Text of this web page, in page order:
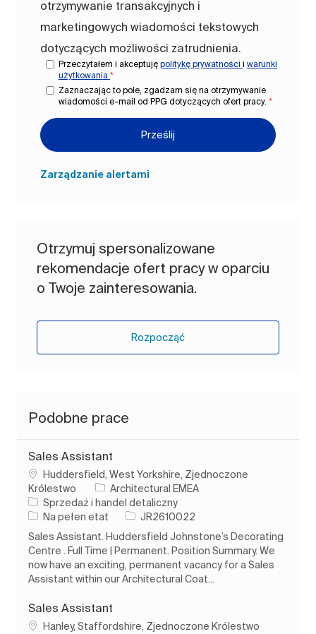
otrzymywanie transakcyjnych i
marketingowych wiadomości tekstowych
dotyczących możliwości zatrudnienia.
Przeczytałem i akceptuję politykę prywatności i warunki
użytkowania *
Zaznaczając to pole, zgadzam się na otrzymywanie
wiadomości e-mail od PPG dotyczących ofert pracy. *
Prześlij
Zarządzanie alertami
Otrzymuj spersonalizowane
rekomendacje ofert pracy w oparciu
o Twoje zainteresowania.
Rozpocząć
Podobne prace
Sales Assistant
Lokalizacja
Huddersfield, West Yorkshire, Zjednoczone
Królestwo
Architectural EMEA
Kategoria
Sprzedaż i handel detaliczny
Rodzaj pracy
Na pełen etat Identyfikator zadania
JR2610022
Sales Assistant. Huddersfield Johnstone’s Decorating
Centre . Full Time | Permanent. Position Summary. We
now have an exciting, permanent vacancy for a Sales
Assistant within our Architectural Coat...
Sales Assistant
Lokalizacja
Hanley, Staffordshire, Zjednoczone Królestwo